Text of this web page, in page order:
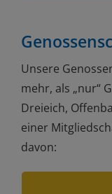
Unsere
mehr, als „nur“
Dreieich,
einer
davon: